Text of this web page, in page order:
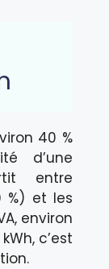
40 %
d’une
entre
%) et les
environ
c’est